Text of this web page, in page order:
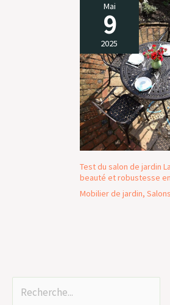
Mai
9
2025
Test du salon de jardin
beauté et robustesse
Mobilier de jardin,